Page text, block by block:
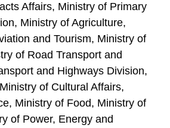
Affairs, Ministry of Primary
Ministry of Agriculture,
and Tourism, Ministry of
of Road Transport and
and Highways Division,
of Cultural Affairs,
Ministry of Food, Ministry of
of Power, Energy and